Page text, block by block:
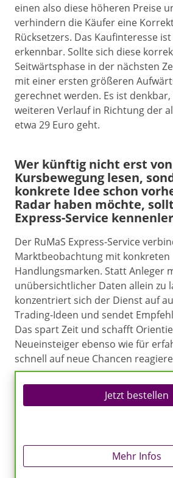
einen also diese höheren Preise
verhindern die Käufer eine
Rücksetzers. Das Kaufinteresse
erkennbar. Sollte sich diese
Seitwärtsphase in der nächsten
mit einer ersten größeren
gerechnet werden. Es ist denkbar,
weiteren Verlauf in Richtung der
etwa 29 Euro geht.
Wer künftig nicht erst
Kursbewegung lesen,
konkrete Idee schon
Radar haben möchte,
Express-Service
Der RuMaS Express-Service
Marktbeobachtung mit konkreten
Handlungsmarken. Statt Anleger
unübersichtlicher Daten allein zu
konzentriert sich der Dienst auf
Trading-Ideen und sendet
Das spart Zeit und schafft
Neueinsteiger ebenso wie für
schnell auf neue Chancen
Jetzt bestellen
Mehr Infos